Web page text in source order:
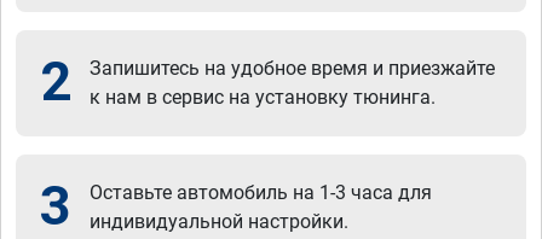
2
Запишитесь на удобное время и приезжайте
к нам в сервис на установку тюнинга.
3
Оставьте автомобиль на 1-3 часа для
индивидуальной настройки.